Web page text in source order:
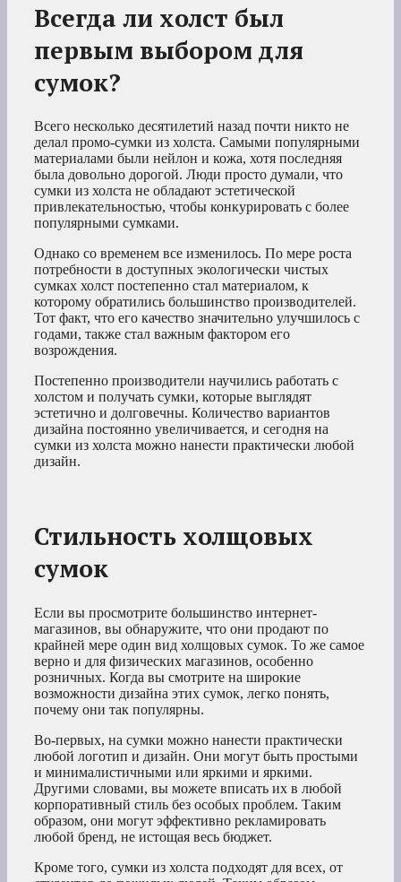
Всегда ли холст был
первым выбором для
сумок?
Всего несколько десятилетий назад почти никто не
делал промо-сумки из холста. Самыми популярными
материалами были нейлон и кожа, хотя последняя
была довольно дорогой. Люди просто думали, что
сумки из холста не обладают эстетической
привлекательностью, чтобы конкурировать с более
популярными сумками.
Однако со временем все изменилось. По мере роста
потребности в доступных экологически чистых
сумках холст постепенно стал материалом, к
которому обратились большинство производителей.
Тот факт, что его качество значительно улучшилось с
годами, также стал важным фактором его
возрождения.
Постепенно производители научились работать с
холстом и получать сумки, которые выглядят
эстетично и долговечны. Количество вариантов
дизайна постоянно увеличивается, и сегодня на
сумки из холста можно нанести практически любой
дизайн.
Стильность холщовых
сумок
Если вы просмотрите большинство интернет-
магазинов, вы обнаружите, что они продают по
крайней мере один вид холщовых сумок. То же самое
верно и для физических магазинов, особенно
розничных. Когда вы смотрите на широкие
возможности дизайна этих сумок, легко понять,
почему они так популярны.
Во-первых, на сумки можно нанести практически
любой логотип и дизайн. Они могут быть простыми
и минималистичными или яркими и яркими.
Другими словами, вы можете вписать их в любой
корпоративный стиль без особых проблем. Таким
образом, они могут эффективно рекламировать
любой бренд, не истощая весь бюджет.
Кроме того, сумки из холста подходят для всех, от